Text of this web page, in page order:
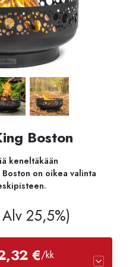
Boston
keneltäkään
on oikea valinta
25,5%)
€/kk